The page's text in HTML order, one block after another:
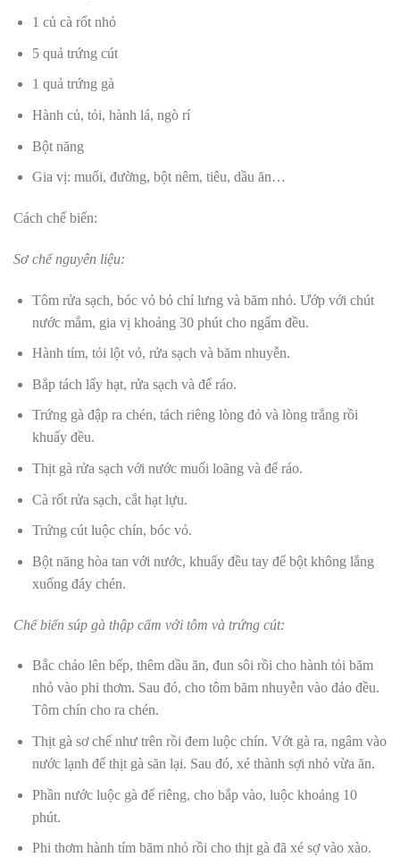
1 củ cà rốt nhỏ
5 quả trứng cút
1 quả trứng gà
Hành củ, tỏi, hành lá, ngò rí
Bột năng
Gia vị: muối, đường, bột nêm, tiêu, dầu ăn…
Cách chế biến:
Sơ chế nguyên liệu:
Tôm rửa sạch, bóc vỏ bỏ chỉ lưng và băm nhỏ. Ướp với chút
nước mắm, gia vị khoảng 30 phút cho ngấm đều.
Hành tím, tỏi lột vỏ, rửa sạch và băm nhuyễn.
Bắp tách lấy hạt, rửa sạch và để ráo.
Trứng gà đập ra chén, tách riêng lòng đỏ và lòng trắng rồi
khuấy đều.
Thịt gà rửa sạch với nước muối loãng và để ráo.
Cà rốt rửa sạch, cắt hạt lựu.
Trứng cút luộc chín, bóc vỏ.
Bột năng hòa tan với nước, khuấy đều tay để bột không lắng
xuống đáy chén.
Chế biến súp gà thập cẩm với tôm và trứng cút:
Bắc chảo lên bếp, thêm dầu ăn, đun sôi rồi cho hành tỏi băm
nhỏ vào phi thơm. Sau đó, cho tôm băm nhuyễn vào đảo đều.
Tôm chín cho ra chén.
Thịt gà sơ chế như trên rồi đem luộc chín. Vớt gà ra, ngâm vào
nước lạnh để thịt gà săn lại. Sau đó, xé thành sợi nhỏ vừa ăn.
Phần nước luộc gà để riêng, cho bắp vào, luộc khoảng 10
phút.
Phi thơm hành tím băm nhỏ rồi cho thịt gà đã xé sợ vào xào.